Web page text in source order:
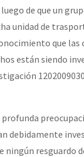
de que un
unidad de
que las
están siendo
debidamente
ningún resguardo